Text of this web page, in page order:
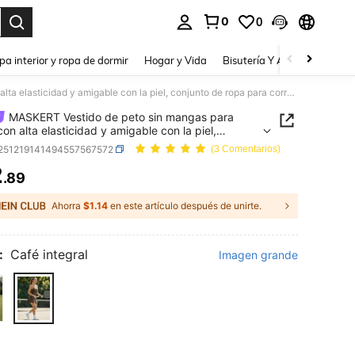
0 0
interior y ropa de dormir Hogar y Vida Bisutería Y Accesorios
MASKERT Vestido de peto sin mangas para mujer con alta elasticidad y amigable con la piel, conjunto de ropa para correr, fitness y yoga, falda deportiva casual
MASKERT Vestido de peto sin mangas para
alta elasticidad y amigable con la piel,
de ropa para correr, fitness y yoga, falda
casual
(3 Comentarios)
AND AVAILABILITY
.89
Ahorra $1.14 en este artículo después de unirte.
Café integral Imagen grande